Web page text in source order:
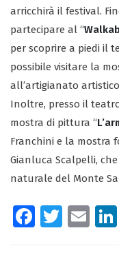
arricchirà il festival.
partecipare al “
per scoprire a piedi il
possibile visitare la
all’artigianato
Inoltre, presso il
mostra di pittura “
Franchini e la mostra
Gianluca Scalpelli,
naturale del Monte
Fa T E